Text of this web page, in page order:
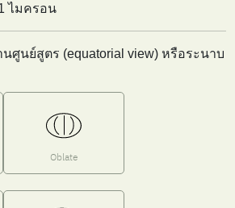
ไมครอน
ศูนย์สูตร (equatorial view) หรือระนาบ
Oblate